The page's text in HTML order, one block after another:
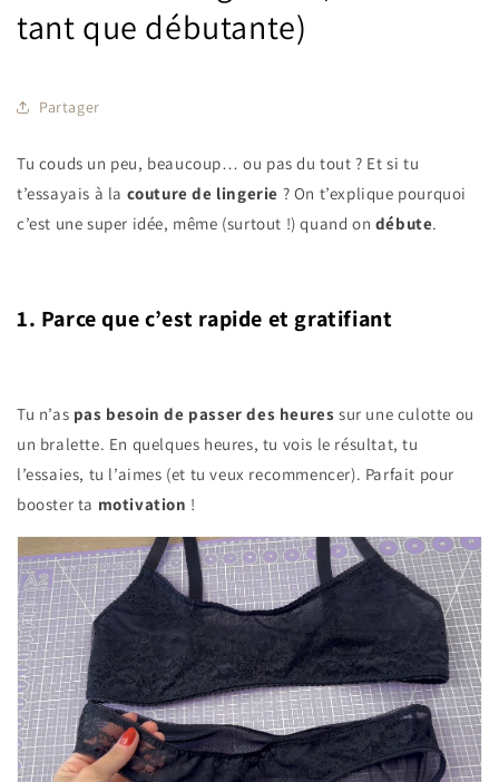
tant que débutante)
Partager
Tu couds un peu, beaucoup… ou pas du tout ? Et si tu
t’essayais à la couture de lingerie ? On t’explique pourquoi
c’est une super idée, même (surtout !) quand on débute.
1. Parce que c’est rapide et gratifiant
Tu n’as pas besoin de passer des heures sur une culotte ou
un bralette. En quelques heures, tu vois le résultat, tu
l’essaies, tu l’aimes (et tu veux recommencer). Parfait pour
booster ta motivation !